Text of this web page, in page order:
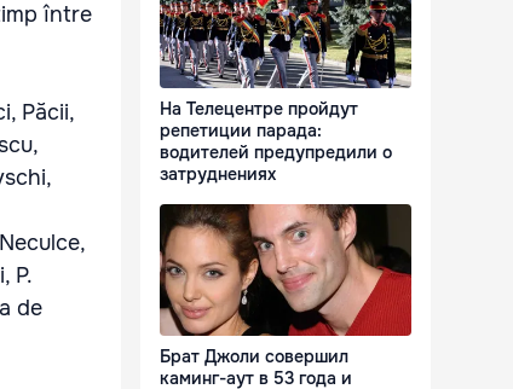
între
Păcii,
P.
de
На Телецентре пройдут
репетиции парада:
водителей предупредили о
затруднениях
Брат Джоли совершил
каминг-аут в 53 года и